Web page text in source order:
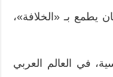
كان يطمع بـ «الخلافة»،
في العالم العربي